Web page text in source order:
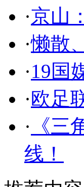
·京山
·懒散
·19国
·欧足
· 《
线！